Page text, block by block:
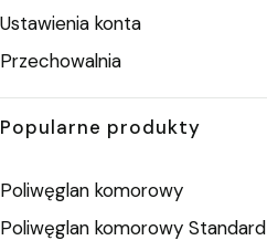
Ustawienia konta
Przechowalnia
Popularne produkty
Poliwęglan komorowy
Poliwęglan komorowy Standard